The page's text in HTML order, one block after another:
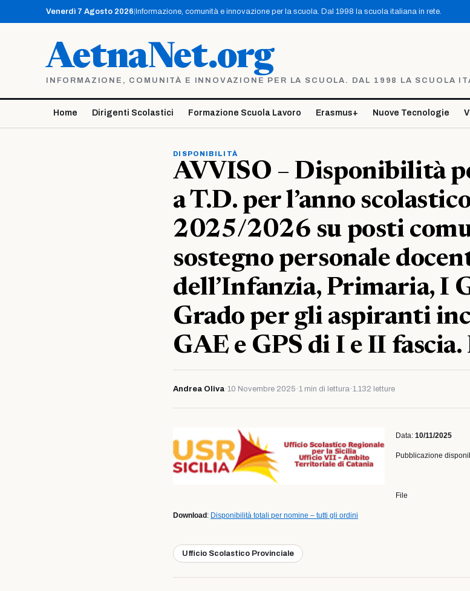
contenuto
Venerdì 7 Agosto 2026 Informazione, comunità e innovazione per la scuola. Dal 1998 la scuola italiana in rete.
AetnaNet.org
INFORMAZIONE, COMUNITÀ E INNOVAZIONE PER LA SCUOLA. DAL 1998 LA SCUOLA
Home Dirigenti Scolastici Formazione Scuola Lavoro Erasmus+ Nuove Tecnologie
DISPONIBILITÀ
AVVISO – Disponibilità
a T.D. per l’anno
2025/2026 su posti
sostegno personale
dell’Infanzia, Primaria, I
Grado per gli aspiranti
GAE e GPS di I e II
Andrea Oliva·10 Novembre 2025 ·1 min di lettura·1.132 letture
Data: 10/11/2025
Pubblicazione
File
Download : Disponibilità totali per nomine – tutti gli ordini
Ufficio Scolastico Provinciale